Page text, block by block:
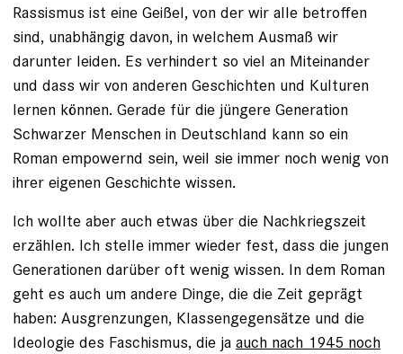
Rassismus ist eine Geißel, von der wir alle betroffen
sind, unabhängig davon, in welchem Ausmaß wir
darunter leiden. Es verhindert so viel an Miteinander
und dass wir von anderen Geschichten und Kulturen
lernen können. Gerade für die jüngere Generation
Schwarzer Menschen in Deutschland kann so ein
Roman empowernd sein, weil sie immer noch wenig von
ihrer eigenen Geschichte wissen.
Ich wollte aber auch etwas über die Nachkriegszeit
erzählen. Ich stelle immer wieder fest, dass die jungen
Generationen darüber oft wenig wissen. In dem Roman
geht es auch um andere Dinge, die die Zeit geprägt
haben: Ausgrenzungen, Klassengegensätze und die
Ideologie des Faschismus, die ja auch nach 1945 noch